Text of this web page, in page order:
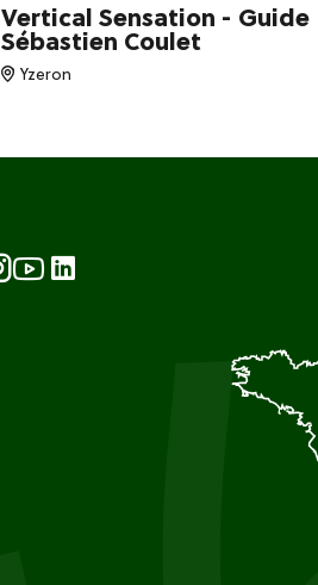
Vertical Sensation - Guide
Sébastien Coulet
Yzeron